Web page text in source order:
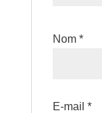
Nom *
E-mail *